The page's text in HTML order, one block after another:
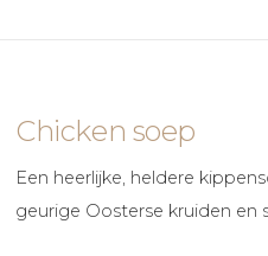
Chicken soep
Een heerlijke, heldere
geurige Oosterse kruiden en